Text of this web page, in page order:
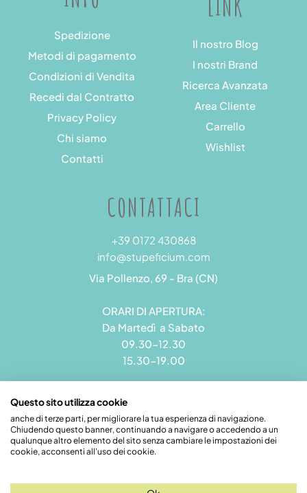
Spedizione
Metodi di pagamento
Condizioni di Vendita
Recedi dal Contratto
Privacy Policy
Chi siamo
Contatti
LINK
Il nostro Blog
I nostri Brand
Ricerca Avanzata
Area Cliente
Carrello
Wishlist
CONTATTACI
+39 0172 430868
info@stupeficium.com
Via Pollenzo, 69 - Bra (CN)
ORARI DI APERTURA:
Da Martedì a Sabato
09.30-12.30
15.30-19.00
Stupeficium di Carena Diego | Rea CN - 265823 | P.I.
09492550018 | Pec: grandamodel@pec.it
Questo sito utilizza cookie
anche di terze parti, per migliorare la tua esperienza di navigazione.
Chiudendo questo banner, continuando a navigare o accedendo a un
qualunque altro elemento del sito senza cambiare le impostazioni dei
cookie, acconsenti all'uso dei cookie.